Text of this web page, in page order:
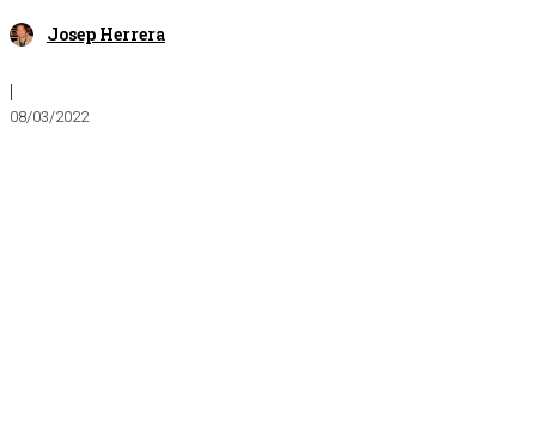
Josep Herrera
|
08/03/2022